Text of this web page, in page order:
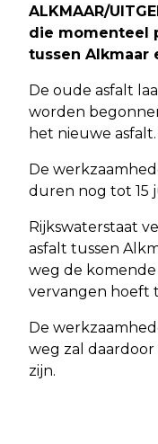
ALKMAAR/
die momenteel
tussen Alkmaar
De oude asfalt
worden
het nieuwe asfalt.
De
duren nog tot 15
Rijkswaterstaat
asfalt tussen
weg de komende
vervangen hoeft
De
weg zal daardoor
zijn.